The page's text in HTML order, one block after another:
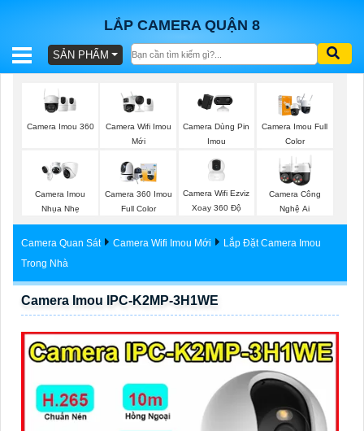
LẮP CAMERA QUẬN 8
BÁO
TRỌN
SẢN
TƯ
LẮP
SẢN PHẨM
Camera Imou 360
Camera Wifi Imou
Mới
Camera Dùng Pin
Imou
Camera Imou Full
Color
Camera Imou
Nhụa Nhẹ
Camera 360 Imou
Full Color
Camera Wifi Ezviz
Xoay 360 Độ
Camera Công
Nghệ Ai
Camera Quan Sát Camera Wifi Imou Mới
Lắp Đặt Camera Imou
Trong Nhà
Camera Imou IPC-K2MP-3H1WE